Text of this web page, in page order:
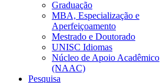
Graduação
MBA, Especialização e
Aperfeiçoamento
Mestrado e Doutorado
UNISC Idiomas
Núcleo de Apoio Acadêmico
(NAAC)
Pesquisa